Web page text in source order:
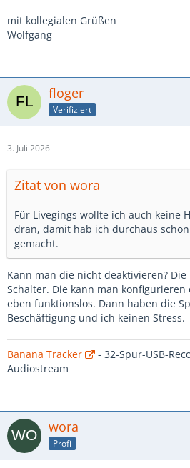
mit kollegialen Grüßen
Wolfgang
floger
Verifiziert
3. Juli 2026
Zitat von wora
Für Livegings wollte ich auch keine
dran, damit hab ich durchaus
gemacht.
Kann man die nicht deaktivieren? Die
Schalter. Die kann man konfigurieren
eben funktionslos. Dann haben die
Beschäftigung und ich keinen Stress.
Banana Tracker
- 32-Spur-USB-
Audiostream
wora
Profi